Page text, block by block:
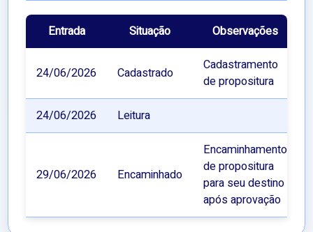
Entrada Situação Observações
24/06/2026 Cadastrado
Cadastramento
de propositura
24/06/2026 Leitura
29/06/2026 Encaminhado
Encaminhamento
de propositura
para seu destino
após aprovação